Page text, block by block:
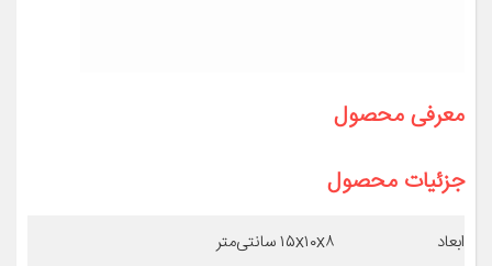
معرفی محصول
جزئیات محصول
ابعاد ۱۵x۱۰x۸ سانتی‌متر